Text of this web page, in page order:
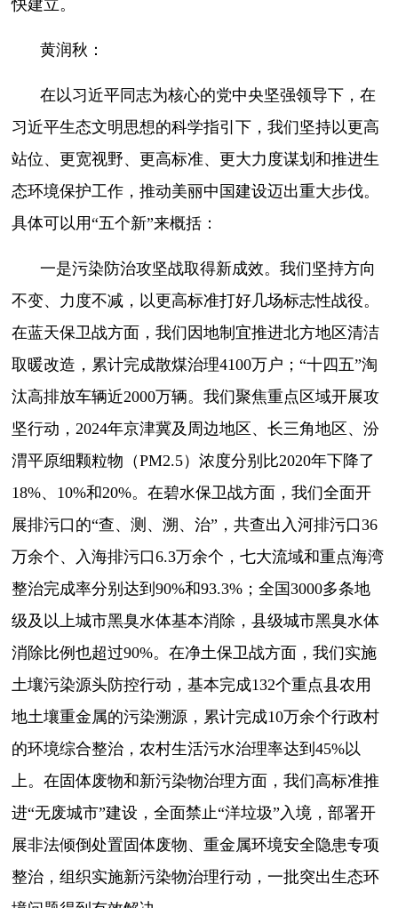
快建立。
黄润秋：
在以习近平同志为核心的党中央坚强领导下，在
习近平生态文明思想的科学指引下，我们坚持以更高
站位、更宽视野、更高标准、更大力度谋划和推进生
态环境保护工作，推动美丽中国建设迈出重大步伐。
具体可以用“五个新”来概括：
一是污染防治攻坚战取得新成效。我们坚持方向
不变、力度不减，以更高标准打好几场标志性战役。
在蓝天保卫战方面，我们因地制宜推进北方地区清洁
取暖改造，累计完成散煤治理4100万户；“十四五”淘
汰高排放车辆近2000万辆。我们聚焦重点区域开展攻
坚行动，2024年京津冀及周边地区、长三角地区、汾
渭平原细颗粒物（PM2.5）浓度分别比2020年下降了
18%、10%和20%。在碧水保卫战方面，我们全面开
展排污口的“查、测、溯、治”，共查出入河排污口36
万余个、入海排污口6.3万余个，七大流域和重点海湾
整治完成率分别达到90%和93.3%；全国3000多条地
级及以上城市黑臭水体基本消除，县级城市黑臭水体
消除比例也超过90%。在净土保卫战方面，我们实施
土壤污染源头防控行动，基本完成132个重点县农用
地土壤重金属的污染溯源，累计完成10万余个行政村
的环境综合整治，农村生活污水治理率达到45%以
上。在固体废物和新污染物治理方面，我们高标准推
进“无废城市”建设，全面禁止“洋垃圾”入境，部署开
展非法倾倒处置固体废物、重金属环境安全隐患专项
整治，组织实施新污染物治理行动，一批突出生态环